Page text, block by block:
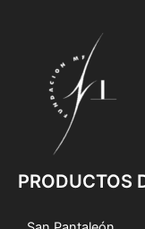
PRODUCTOS